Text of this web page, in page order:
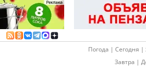
Погода | Сегодня |
Завтра |